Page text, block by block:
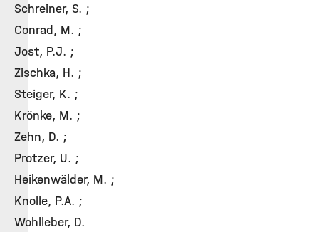
Schreiner, S. ;
Conrad, M. ;
Jost, P.J. ;
Zischka, H. ;
Steiger, K. ;
Krönke, M. ;
Zehn, D. ;
Protzer, U. ;
Heikenwälder, M. ;
Knolle, P.A. ;
Wohlleber, D.